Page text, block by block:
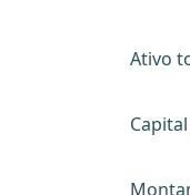
Ativo